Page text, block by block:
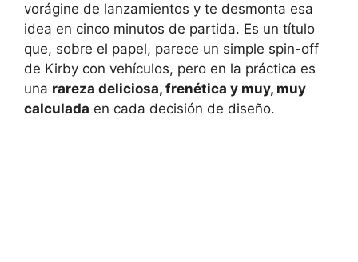
vorágine de lanzamientos y te desmonta esa
idea en cinco minutos de partida. Es un título
que, sobre el papel, parece un simple spin-off
de Kirby con vehículos, pero en la práctica es
una rareza deliciosa, frenética y muy, muy
calculada en cada decisión de diseño.